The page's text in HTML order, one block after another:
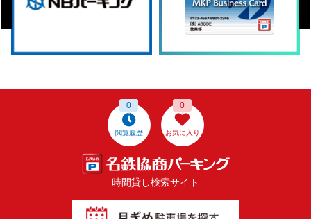
閲覧履歴
0
お気に入り
0
時間貸し検索サイト